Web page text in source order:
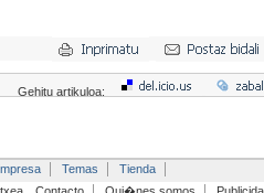
Gehitu artikuloa:
Temas
Tienda